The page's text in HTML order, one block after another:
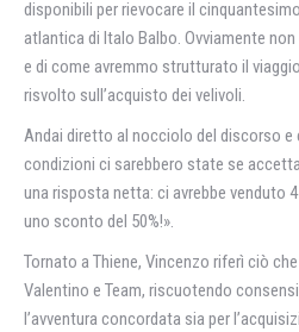
disponibili per rievocare il
atlantica di Italo Balbo. Ovviamente
e di come avremmo strutturato il
risvolto sull’acquisto dei velivoli.
Andai diretto al nocciolo del discorso e
condizioni ci sarebbero state se
una risposta netta: ci avrebbe venduto
uno sconto del 50%!».
Tornato a Thiene, Vincenzo riferì ciò
Valentino e Team, riscuotendo
l’avventura concordata sia per